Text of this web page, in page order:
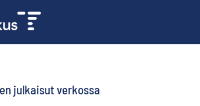
julkaisut verkossa